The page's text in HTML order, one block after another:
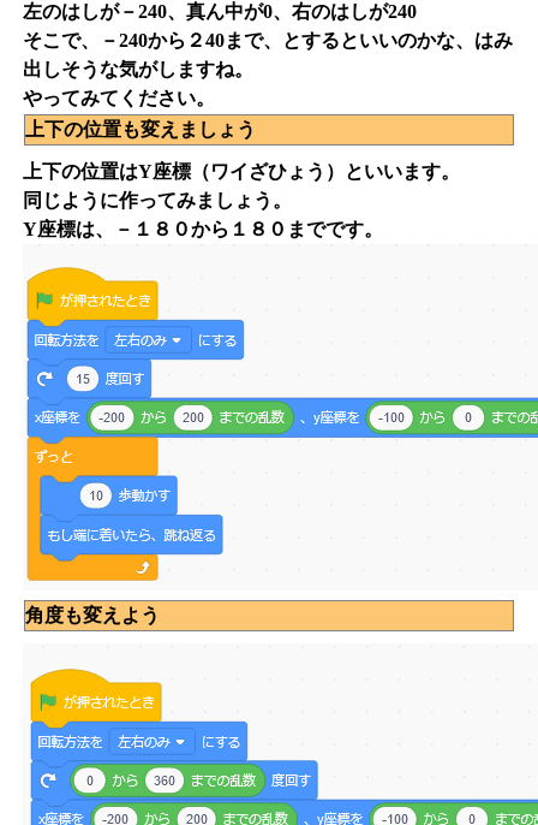
左のはしが－240、真ん中が0、右のはしが240
そこで、－240から２40まで、とするといいのかな、はみ
出しそうな気がしますね。
やってみてください。
上下の位置も変えましょう
上下の位置はY座標（ワイざひょう）といいます。
同じように作ってみましょう。
Y座標は、－１８０から１８０までです。
角度も変えよう